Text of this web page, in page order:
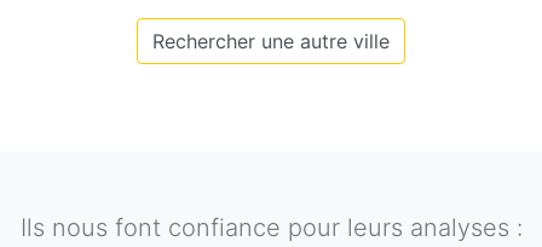
Rechercher une autre ville
Ils nous font confiance pour leurs analyses :